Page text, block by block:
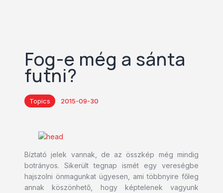
Fog-e még a sánta
futni?
Topics 2015-09-30
Bíztató jelek vannak, de az összkép még mindig
botrányos. Sikerült tegnap ismét egy vereségbe
hajszolni önmagunkat ügyesen, ami többnyire főleg
annak köszönhető, hogy képtelenek vagyunk